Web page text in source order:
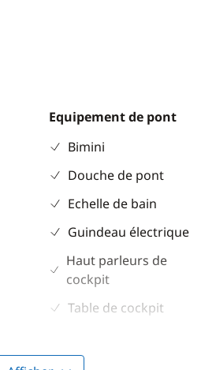
Equipement de pont
Bimini
Douche de pont
Echelle de bain
Guindeau électrique
Haut parleurs de
cockpit
Table de cockpit